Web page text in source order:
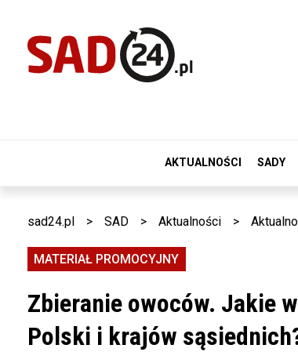
AKTUALNOŚCI SADY
sad24.pl > SAD > Aktualności >
MATERIAŁ PROMOCYJNY
Zbieranie owoców. Jakie
Polski i krajów